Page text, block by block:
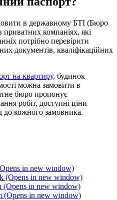
в державному БТІ (Бюро
приватних компаніях, які
потрібно перевірити
документів, кваліфікаційних
на квартиру, будинок
можна замовити в
бюро пропонує
робіт, доступні ціни
до кожного замовника.
in new window)
(Opens in new window)
(Opens in new window)
(Opens in new window)